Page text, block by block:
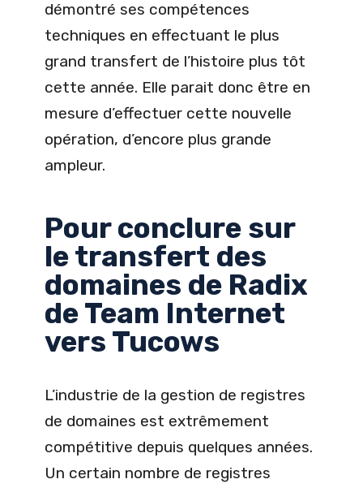
démontré ses compétences
techniques en effectuant le plus
grand transfert de l’histoire plus tôt
cette année. Elle parait donc être en
mesure d’effectuer cette nouvelle
opération, d’encore plus grande
ampleur.
Pour conclure sur
le transfert des
domaines de Radix
de Team Internet
vers Tucows
L’industrie de la gestion de registres
de domaines est extrêmement
compétitive depuis quelques années.
Un certain nombre de registres